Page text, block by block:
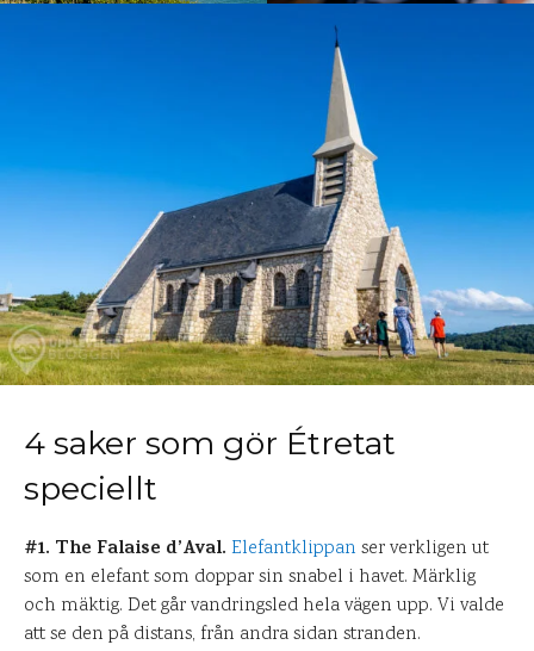
4 saker som gör Étretat
speciellt
#1. The Falaise d’Aval. Elefantklippan ser verkligen ut
som en elefant som doppar sin snabel i havet. Märklig
och mäktig. Det går vandringsled hela vägen upp. Vi valde
att se den på distans, från andra sidan stranden.